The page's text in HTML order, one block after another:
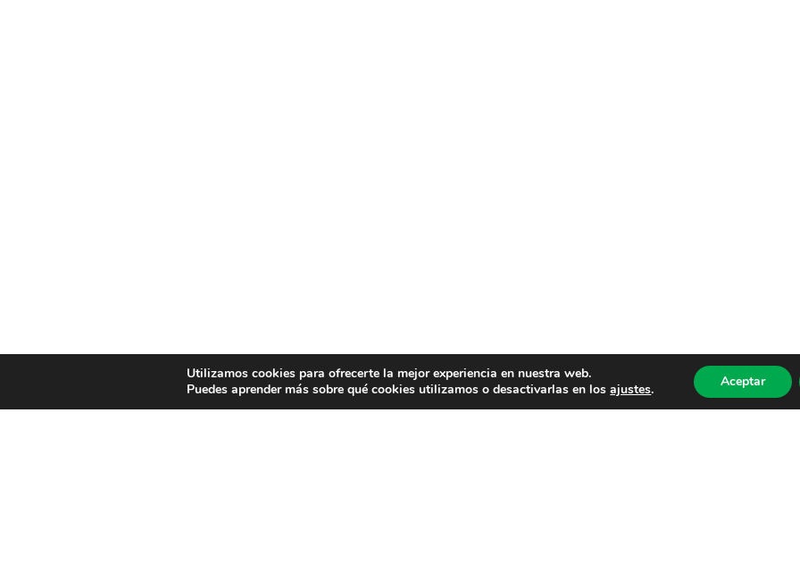
Utilizamos cookies para ofrecerte la mejor experiencia en nuestra web.
Puedes aprender más sobre qué cookies utilizamos o desactivarlas en losajustes. Aceptar